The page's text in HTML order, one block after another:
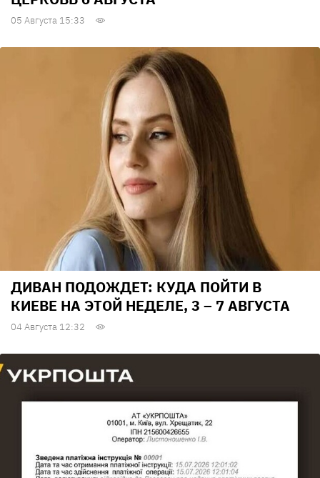
05 Августа 15:33
ДИВАН ПОДОЖДЕТ: КУДА ПОЙТИ В
КИЕВЕ НА ЭТОЙ НЕДЕЛЕ, 3 – 7 АВГУСТА
04 Августа 12:32